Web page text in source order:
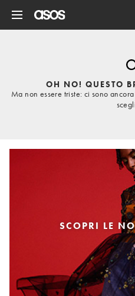
OH NO! QUESTO
Ma non essere triste: ci sono
SCOPRI LE